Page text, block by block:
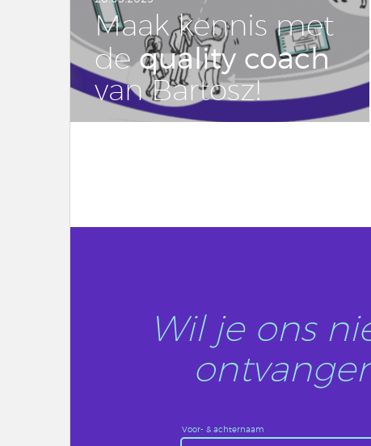
Maak kennis met
dequality coach
van Bartosz!
Wil je ons
Voor- & achternaam